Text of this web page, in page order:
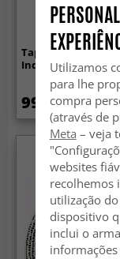
Tapete redondo -
Indoor/Outdoor
99.99 €
Utilizamos
para lhe
compra
(através de
Meta – veja
websites
recolhemos
utilização
dispositivo
inclui o